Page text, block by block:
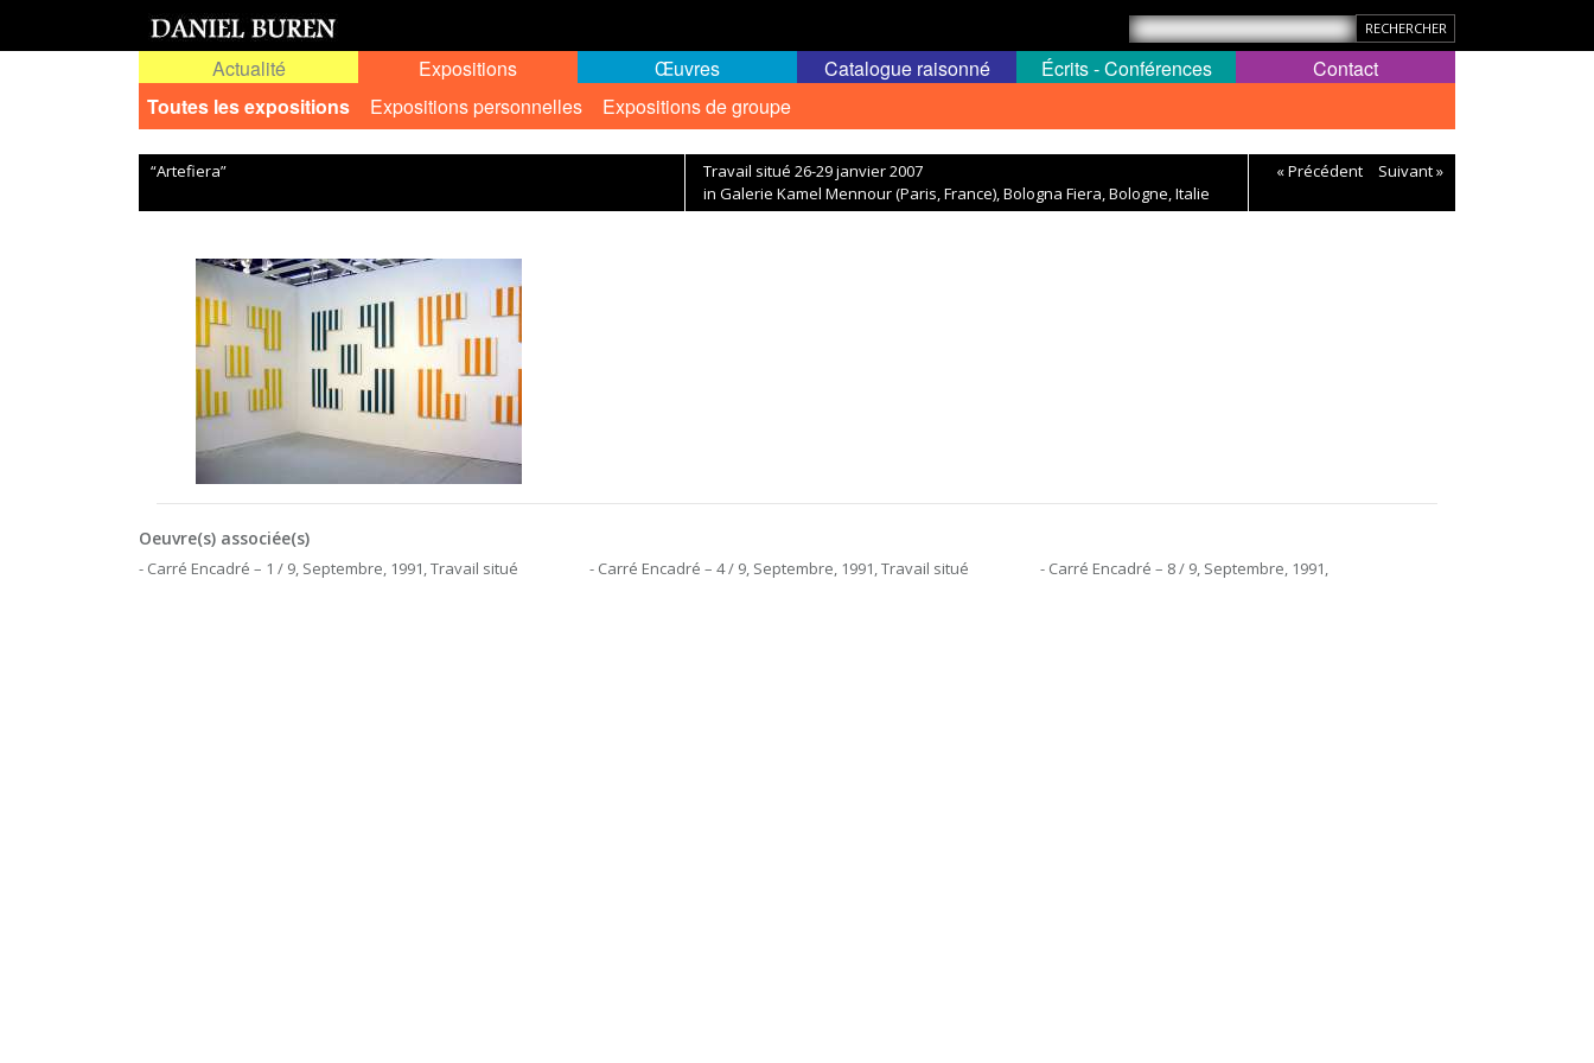
Actualité
Expositions
Toutes les expositions
Expositions personnelles Expositions de groupe
Œuvres Catalogue raisonné Écrits - Conférences Contact
“Artefiera”
Travail situé 26-29 janvier 2007
in Galerie Kamel Mennour (Paris, France), Bologna Fiera, Bologne, Italie
« Précédent Suivant »
Oeuvre(s) associée(s)
- Carré Encadré – 1 / 9, Septembre, 1991, Travail situé - Carré Encadré – 4 / 9, Septembre, 1991, Travail situé - Carré Encadré – 8 / 9, Septembre, 1991,